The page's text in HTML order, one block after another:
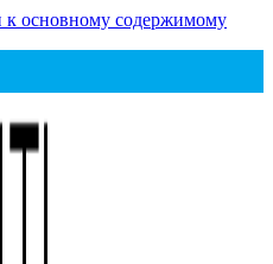
к основному содержимому